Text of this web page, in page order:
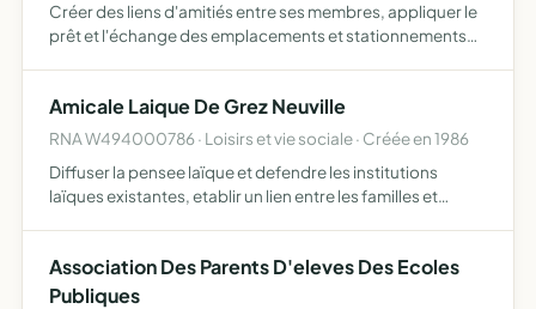
Créer des liens d'amitiés entre ses membres, appliquer le
prêt et l'échange des emplacements et stationnements
Amicale Laique De Grez Neuville
RNA W494000786 · Loisirs et vie sociale · Créée en 1986
Diffuser la pensee laïque et defendre les institutions
laïques existantes, etablir un lien entre les familles et
Association Des Parents D'eleves Des Ecoles
Publiques